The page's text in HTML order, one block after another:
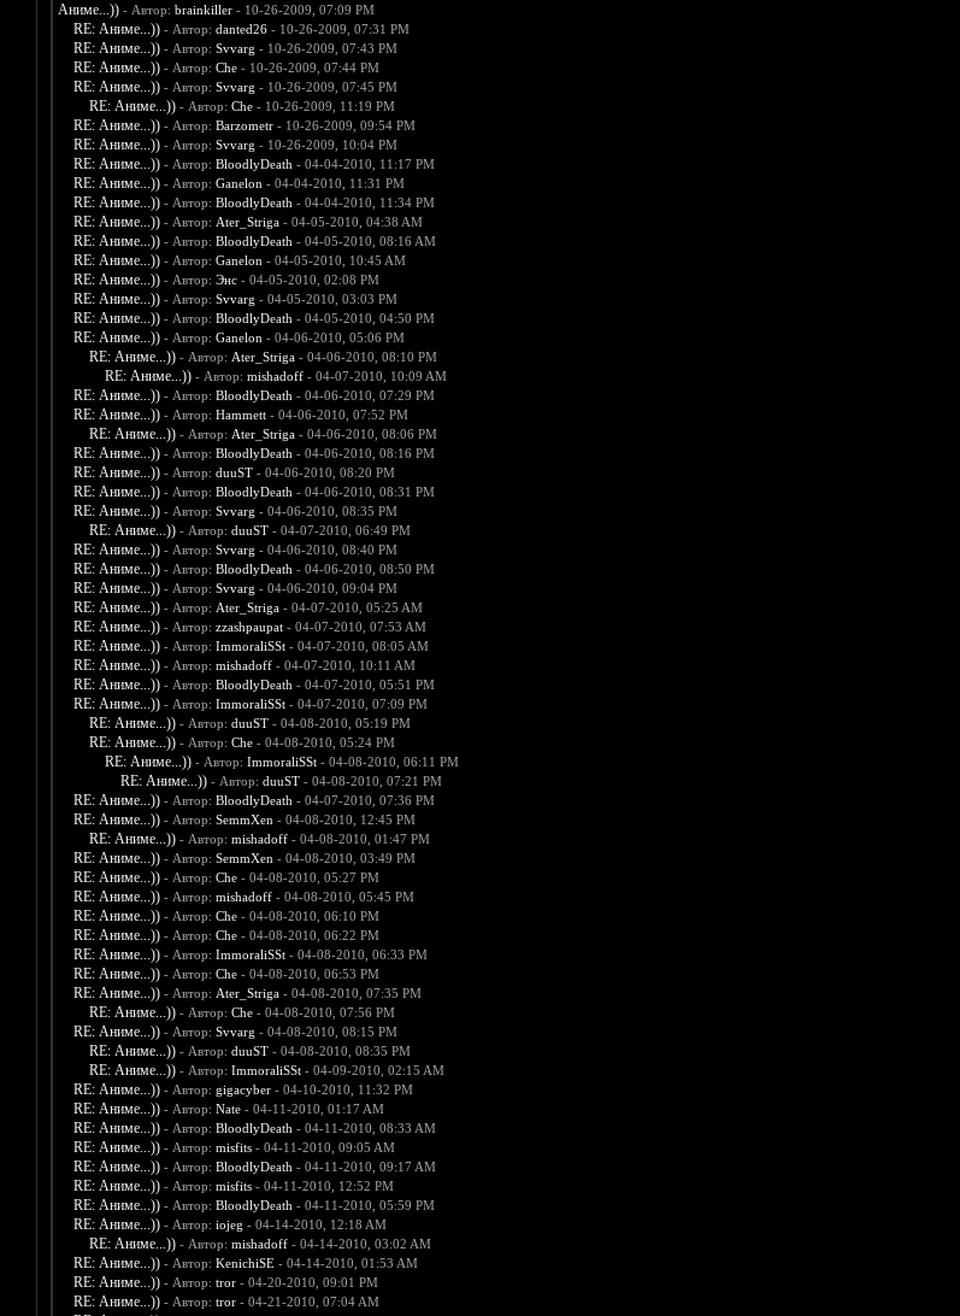
Аниме...)) - Автор: brainkiller- 10-26-2009, 07:09 PM
RE: Аниме...)) - Автор: danted26- 10-26-2009, 07:31 PM
RE: Аниме...)) - Автор: Svvarg - 10-26-2009, 07:43 PM
RE: Аниме...)) - Автор: Che- 10-26-2009, 07:44 PM
RE: Аниме...)) - Автор: Svvarg - 10-26-2009, 07:45 PM
RE: Аниме...)) - Автор: Che- 10-26-2009, 11:19 PM
RE: Аниме...)) - Автор: Barzometr- 10-26-2009, 09:54 PM
RE: Аниме...)) - Автор: Svvarg - 10-26-2009, 10:04 PM
RE: Аниме...)) - Автор: BloodlyDeath - 04-04-2010, 11:17 PM
RE: Аниме...)) - Автор: Ganelon - 04-04-2010, 11:31 PM
RE: Аниме...)) - Автор: BloodlyDeath - 04-04-2010, 11:34 PM
RE: Аниме...)) - Автор: Ater_Striga- 04-05-2010, 04:38 AM
RE: Аниме...)) - Автор: BloodlyDeath - 04-05-2010, 08:16 AM
RE: Аниме...)) - Автор: Ganelon - 04-05-2010, 10:45 AM
RE: Аниме...)) - Автор: Энс- 04-05-2010, 02:08 PM
RE: Аниме...)) - Автор: Svvarg - 04-05-2010, 03:03 PM
RE: Аниме...)) - Автор: BloodlyDeath - 04-05-2010, 04:50 PM
RE: Аниме...)) - Автор: Ganelon - 04-06-2010, 05:06 PM
RE: Аниме...)) - Автор: Ater_Striga- 04-06-2010, 08:10 PM
RE: Аниме...)) - Автор: mishadoff- 04-07-2010, 10:09 AM
RE: Аниме...)) - Автор: BloodlyDeath - 04-06-2010, 07:29 PM
RE: Аниме...)) - Автор: Hammett- 04-06-2010, 07:52 PM
RE: Аниме...)) - Автор: Ater_Striga- 04-06-2010, 08:06 PM
RE: Аниме...)) - Автор: BloodlyDeath - 04-06-2010, 08:16 PM
RE: Аниме...)) - Автор: duuST- 04-06-2010, 08:20 PM
RE: Аниме...)) - Автор: BloodlyDeath - 04-06-2010, 08:31 PM
RE: Аниме...)) - Автор: Svvarg - 04-06-2010, 08:35 PM
RE: Аниме...)) - Автор: duuST- 04-07-2010, 06:49 PM
RE: Аниме...)) - Автор: Svvarg - 04-06-2010, 08:40 PM
RE: Аниме...)) - Автор: BloodlyDeath - 04-06-2010, 08:50 PM
RE: Аниме...)) - Автор: Svvarg - 04-06-2010, 09:04 PM
RE: Аниме...)) - Автор: Ater_Striga- 04-07-2010, 05:25 AM
RE: Аниме...)) - Автор: zzashpaupat- 04-07-2010, 07:53 AM
RE: Аниме...)) - Автор: ImmoraliSSt- 04-07-2010, 08:05 AM
RE: Аниме...)) - Автор: mishadoff- 04-07-2010, 10:11 AM
RE: Аниме...)) - Автор: BloodlyDeath - 04-07-2010, 05:51 PM
RE: Аниме...)) - Автор: ImmoraliSSt- 04-07-2010, 07:09 PM
RE: Аниме...)) - Автор: duuST- 04-08-2010, 05:19 PM
RE: Аниме...)) - Автор: Che- 04-08-2010, 05:24 PM
RE: Аниме...)) - Автор: ImmoraliSSt- 04-08-2010, 06:11 PM
RE: Аниме...)) - Автор: duuST- 04-08-2010, 07:21 PM
RE: Аниме...)) - Автор: BloodlyDeath - 04-07-2010, 07:36 PM
RE: Аниме...)) - Автор: SemmXen - 04-08-2010, 12:45 PM
RE: Аниме...)) - Автор: mishadoff- 04-08-2010, 01:47 PM
RE: Аниме...)) - Автор: SemmXen - 04-08-2010, 03:49 PM
RE: Аниме...)) - Автор: Che- 04-08-2010, 05:27 PM
RE: Аниме...)) - Автор: mishadoff- 04-08-2010, 05:45 PM
RE: Аниме...)) - Автор: Che- 04-08-2010, 06:10 PM
RE: Аниме...)) - Автор: Che- 04-08-2010, 06:22 PM
RE: Аниме...)) - Автор: ImmoraliSSt- 04-08-2010, 06:33 PM
RE: Аниме...)) - Автор: Che- 04-08-2010, 06:53 PM
RE: Аниме...)) - Автор: Ater_Striga- 04-08-2010, 07:35 PM
RE: Аниме...)) - Автор: Che- 04-08-2010, 07:56 PM
RE: Аниме...)) - Автор: Svvarg - 04-08-2010, 08:15 PM
RE: Аниме...)) - Автор: duuST- 04-08-2010, 08:35 PM
RE: Аниме...)) - Автор: ImmoraliSSt- 04-09-2010, 02:15 AM
RE: Аниме...)) - Автор: gigacyber- 04-10-2010, 11:32 PM
RE: Аниме...)) - Автор: Nate- 04-11-2010, 01:17 AM
RE: Аниме...)) - Автор: BloodlyDeath - 04-11-2010, 08:33 AM
RE: Аниме...)) - Автор: misfits- 04-11-2010, 09:05 AM
RE: Аниме...)) - Автор: BloodlyDeath - 04-11-2010, 09:17 AM
RE: Аниме...)) - Автор: misfits- 04-11-2010, 12:52 PM
RE: Аниме...)) - Автор: BloodlyDeath - 04-11-2010, 05:59 PM
RE: Аниме...)) - Автор: iojeg - 04-14-2010, 12:18 AM
RE: Аниме...)) - Автор: mishadoff- 04-14-2010, 03:02 AM
RE: Аниме...)) - Автор: KenichiSE- 04-14-2010, 01:53 AM
RE: Аниме...)) - Автор: tror- 04-20-2010, 09:01 PM
RE: Аниме...)) - Автор: tror- 04-21-2010, 07:04 AM